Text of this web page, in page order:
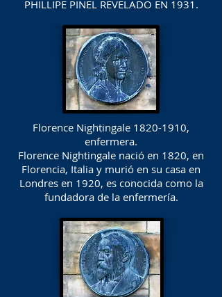
PHILLIPE PINEL REVELADO EN 1931.
Florence Nightingale 1820-1910,
enfermera.
Florence Nightingale nació en 1820, en
Florencia, Italia y murió en su casa en
Londres en 1920, es conocida como la
fundadora de la enfermería.